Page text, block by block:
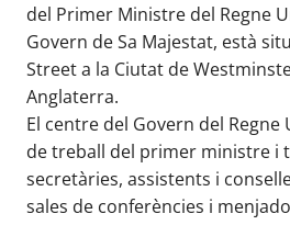
del Primer Ministre del Regne
Govern de Sa Majestat, està
Street a la Ciutat de
Anglaterra.
El centre del Govern del Regne
de treball del primer ministre i
secretàries, assistents i
sales de conferències i